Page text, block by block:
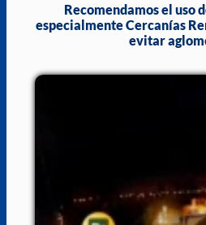
Recomendamos el uso
especialmente Cercanías
evitar